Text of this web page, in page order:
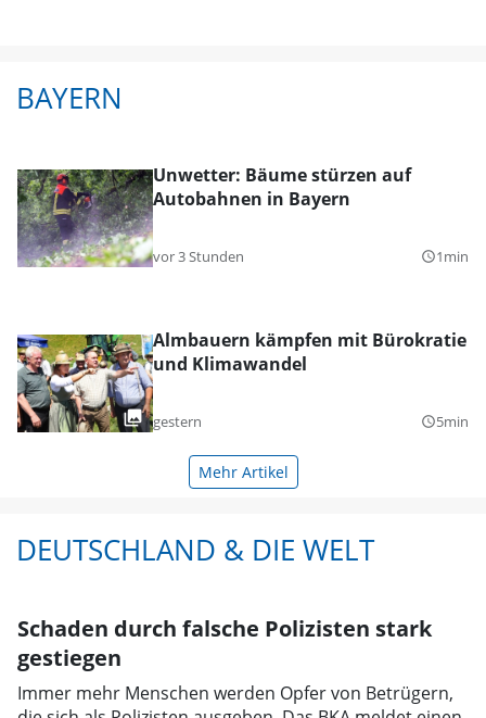
BAYERN
Unwetter: Bäume stürzen auf
Autobahnen in Bayern
vor 3 Stunden query_builder1min
Almbauern kämpfen mit Bürokratie
und Klimawandel
gestern query_builder5min
Mehr Artikel
DEUTSCHLAND & DIE WELT
Schaden durch falsche Polizisten stark
gestiegen
Immer mehr Menschen werden Opfer von Betrügern,